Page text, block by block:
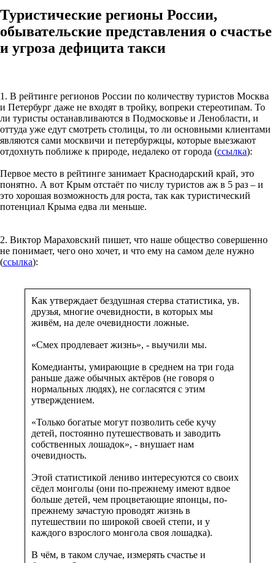
Туристические регионы России,
обывательские представления о счастье
и угроза дефицита такси
1. В рейтинге регионов России по количеству туристов Москва
и Петербург даже не входят в тройку, вопреки стереотипам. То
ли туристы останавливаются в Подмосковье и Ленобласти, и
оттуда уже едут смотреть столицы, то ли основными клиентами
являются сами москвичи и петербуржцы, которые выезжают
отдохнуть поближе к природе, недалеко от города (ссылка):
Первое место в рейтинге занимает Краснодарский край, это
понятно. А вот Крым отстаёт по числу туристов аж в 5 раз – и
это хорошая возможность для роста, так как туристический
потенциал Крыма едва ли меньше.
2. Виктор Мараховский пишет, что наше общество совершенно
не понимает, чего оно хочет, и что ему на самом деле нужно
(ссылка):
Как утверждает бездушная стерва статистика, ув.
друзья, многие очевидности, в которых мы
живём, на деле очевидности ложные.
«Смех продлевает жизнь», - выучили мы.
Комедианты, умирающие в среднем на три года
раньше даже обычных актёров (не говоря о
нормальных людях), не согласятся с этим
утверждением.
«Только богатые могут позволить себе кучу
детей, постоянно путешествовать и заводить
собственных лошадок», - внушает нам
очевидность.
Этой статистикой лениво интересуются со своих
сёдел монголы (они по-прежнему имеют вдвое
больше детей, чем процветающие японцы, по-
прежнему зачастую проводят жизнь в
путешествии по широкой своей степи, и у
каждого взрослого монгола своя лошадка).
В чём, в таком случае, измерять счастье и